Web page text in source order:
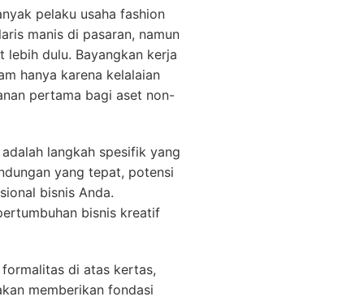
pelaku usaha fashion
manis di pasaran, namun
dulu. Bayangkan kerja
hanya karena kelalaian
pertama bagi aset non-
langkah spesifik yang
yang tepat, potensi
bisnis Anda.
bisnis kreatif
di atas kertas,
memberikan fondasi